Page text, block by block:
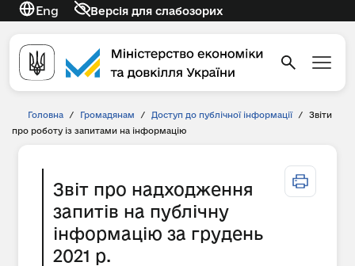
Eng Версія для слабозорих
Головна / Громадянам / Доступ до публічної інформації /
Звіти
про роботу із запитами на інформацію
Звіт про надходження
запитів на публічну
інформацію за грудень
2021 р.